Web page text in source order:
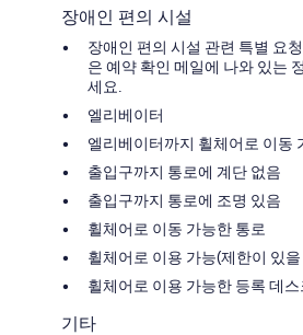
장애인 편의 시설
장애인 편의 시설 관련 특별 요
은 예약 확인 메일에 나와 있는
세요.
엘리베이터
엘리베이터까지 휠체어로 이동
출입구까지 통로에 계단 없음
출입구까지 통로에 조명 있음
휠체어로 이동 가능한 통로
휠체어로 이용 가능(제한이 있
휠체어로 이용 가능한 등록 데스
기타